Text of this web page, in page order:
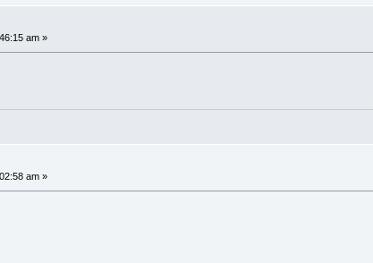
am »
am »